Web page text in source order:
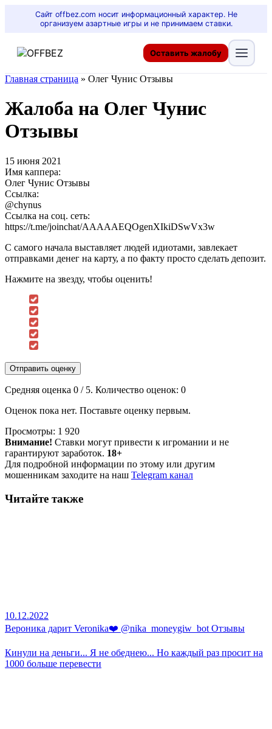
Сайт offbez.com носит информационный характер. Не
организуем азартные игры и не принимаем ставки.
Оставить жалобу
Главная страница » Олег Чунис Отзывы
Жалоба на Олег Чунис
Отзывы
15 июня 2021
Имя каппера:
Олег Чунис Отзывы
Ссылка:
@chynus
Ссылка на соц. сеть:
https://t.me/joinchat/AAAAAEQOgenXIkiDSwVx3w
С самого начала выставляет людей идиотами, завлекает
отправками денег на карту, а по факту просто сделать депозит.
Нажмите на звезду, чтобы оценить!
Отправить оценку
Средняя оценка 0 / 5. Количество оценок: 0
Оценок пока нет. Поставьте оценку первым.
Просмотры: 1 920
Внимание! Ставки могут привести к игромании и не
гарантируют заработок. 18+
Для подробной информации по этому или другим
мошенникам заходите на наш Telegram канал
Читайте также
10.12.2022
Вероника дарит Veronika❤️ @nika_moneygiw_bot Отзывы
Кинули на деньги... Я не обеднею... Но каждый раз просит на
1000 больше перевести